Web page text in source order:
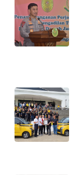
WN
LANGKAT
SELATAN
WN
TANJUNG